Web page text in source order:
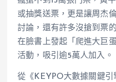
或抽獎送票，更是讓周杰
討論，還有許多沒搶到票
在臉書上發起「爬進大巨
活動，吸引逾5萬人加入。
從《KEYPO大數據關鍵引